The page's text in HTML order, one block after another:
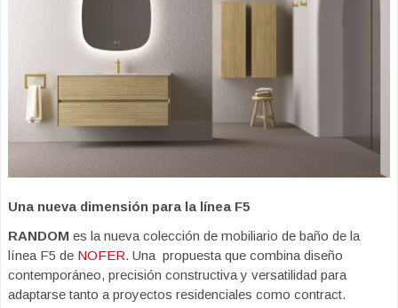
Una nueva dimensión para la línea F5
RANDOM es la nueva colección de mobiliario de baño de la
línea F5 de NOFER. Una propuesta que combina diseño
contemporáneo, precisión constructiva y versatilidad para
adaptarse tanto a proyectos residenciales como contract.